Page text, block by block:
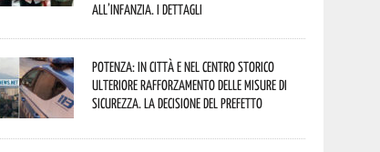
all’infanzia. I dettagli
Potenza: in città e nel centro storico
ulteriore rafforzamento delle misure di
sicurezza. La decisione del Prefetto